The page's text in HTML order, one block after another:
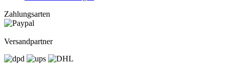
Zahlungsarten
Versandpartner